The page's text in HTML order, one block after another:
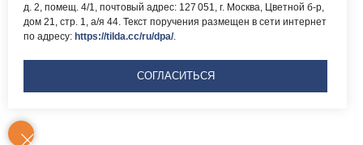
Версия для
слабовидящих
д. 2, помещ. 4/1, почтовый адрес: 127 051, г. Москва, Цветной б-р,
дом 21, стр. 1, а/я 44. Текст поручения размещен в сети интернет
по адресу: https://tilda.cc/ru/dpa/.
СОГЛАСИТЬСЯ